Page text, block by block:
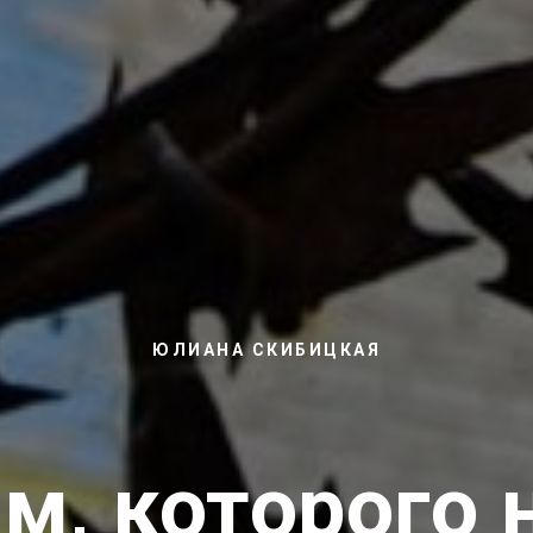
ЮЛИАНА СКИБИЦКАЯ
которого